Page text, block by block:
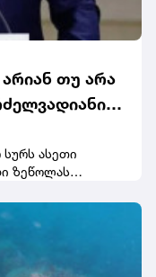
თუ არა
იქნება
ვენსი
ასეთი
ზეწოლას
უკვე
შესაძლებლობები
გავანადგურეთ
მათი